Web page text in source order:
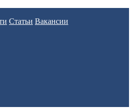
Статьи Вакансии